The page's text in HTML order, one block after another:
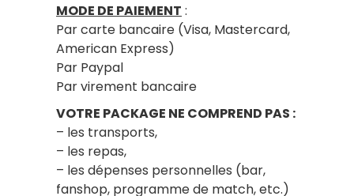
MODE DE PAIEMENT :
Par carte bancaire (Visa, Mastercard,
American Express)
Par Paypal
Par virement bancaire
VOTRE PACKAGE NE COMPREND PAS :
– les transports,
– les repas,
– les dépenses personnelles (bar,
fanshop, programme de match, etc.)